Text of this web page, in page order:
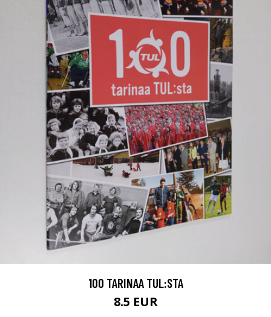
100 TARINAA TUL:STA
8.5 EUR